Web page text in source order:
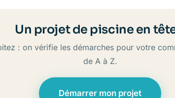
Un projet de piscine en
: on vérifie les démarches pour votre
de A à Z.
Démarrer mon projet